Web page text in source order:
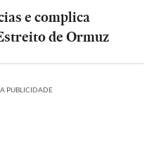
e complica
de Ormuz
PUBLICIDADE